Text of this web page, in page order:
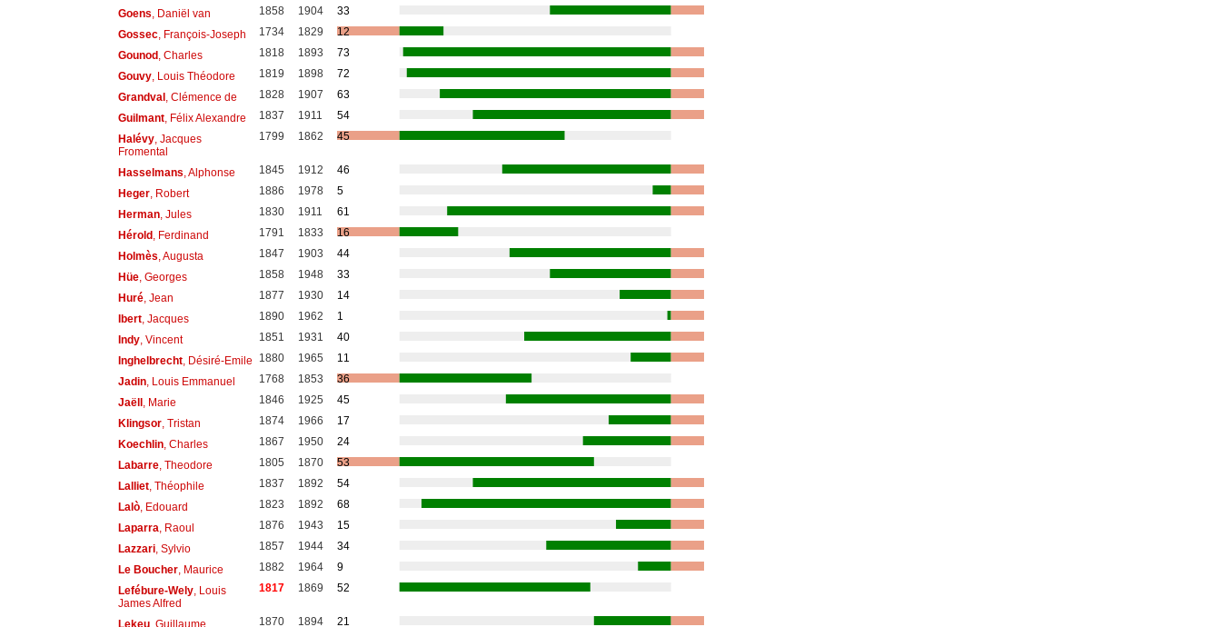
Goens , Daniël van 1858 1904
33
Gossec, François-Joseph 1734 1829
12
Gounod, Charles 1818 1893
73
Gouvy, Louis Théodore 1819 1898
72
Grandval, Clémence de 1828 1907
63
Guilmant, Félix Alexandre 1837 1911
54
Halévy, Jacques
Fromental
1799 1862 45
Hasselmans , Alphonse 1845 1912
46
Heger, Robert 1886 1978
5
Herman, Jules 1830 1911
61
Hérold, Ferdinand 1791 1833
16
Holmès , Augusta 1847 1903
44
Hüe, Georges 1858 1948
33
Huré, Jean 1877 1930
14
Ibert, Jacques 1890 1962
1
Indy, Vincent 1851 1931
40
Inghelbrecht, Désiré-Emile 1880 1965
11
Jadin, Louis Emmanuel 1768 1853
36
Jaëll, Marie 1846 1925
45
Klingsor, Tristan 1874 1966
17
Koechlin, Charles 1867 1950
24
Labarre, Theodore 1805 1870
53
Lalliet, Théophile 1837 1892
54
Lalò, Edouard 1823 1892
68
Laparra , Raoul 1876 1943
15
Lazzari, Sylvio 1857 1944
34
Le Boucher, Maurice 1882 1964
9
Lefébure-Wely, Louis
James Alfred
1817 1869 52
Lekeu, Guillaume 1870 1894 21